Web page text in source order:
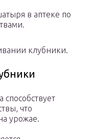
в аптеке по
клубники.
что
урожае.